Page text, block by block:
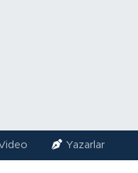
Yazarlar